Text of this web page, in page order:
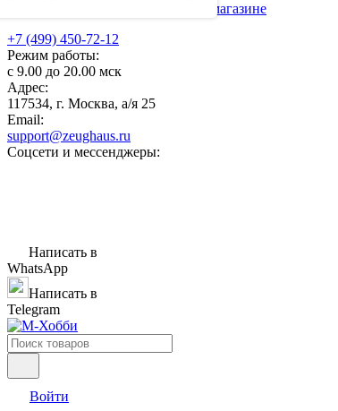
Бренды, представленные в магазине
+7 (499) 450-72-12
Режим работы:
с 9.00 до 20.00 мск
Адрес:
117534, г. Москва, а/я 25
Email:
support@zeughaus.ru
Соцсети и мессенджеры:
Написать в
WhatsApp
Написать в
Telegram
Войти